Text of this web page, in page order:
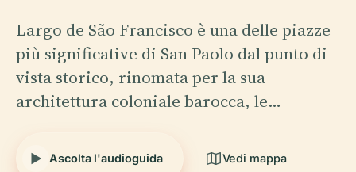
Largo de São Francisco è una delle piazze
più significative di San Paolo dal punto di
vista storico, rinomata per la sua
architettura coloniale barocca, le…
Ascolta l'audioguida Vedi mappa